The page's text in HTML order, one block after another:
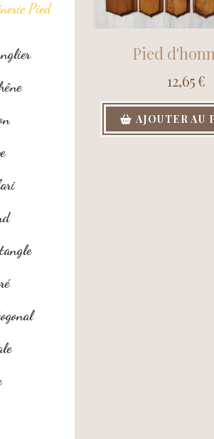
Pied
Pied
12,65€
AJOUTER AU